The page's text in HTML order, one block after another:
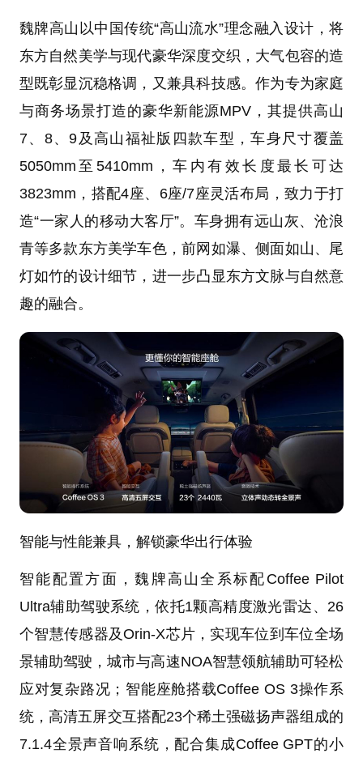
魏牌高山以中国传统“高山流水”理念融入设计，将
东方自然美学与现代豪华深度交织，大气包容的造
型既彰显沉稳格调，又兼具科技感。作为专为家庭
与商务场景打造的豪华新能源MPV，其提供高山
7、8、9及高山福祉版四款车型，车身尺寸覆盖
5050mm至5410mm，车内有效长度最长可达
3823mm，搭配4座、6座/7座灵活布局，致力于打
造“一家人的移动大客厅”。车身拥有远山灰、沧浪
青等多款东方美学车色，前网如瀑、侧面如山、尾
灯如竹的设计细节，进一步凸显东方文脉与自然意
趣的融合。
智能与性能兼具，解锁豪华出行体验
智能配置方面，魏牌高山全系标配Coffee Pilot
Ultra辅助驾驶系统，依托1颗高精度激光雷达、26
个智慧传感器及Orin-X芯片，实现车位到车位全场
景辅助驾驶，城市与高速NOA智慧领航辅助可轻松
应对复杂路况；智能座舱搭载Coffee OS 3操作系
统，高清五屏交互搭配23个稀土强磁扬声器组成的
7.1.4全景声音响系统，配合集成Coffee GPT的小